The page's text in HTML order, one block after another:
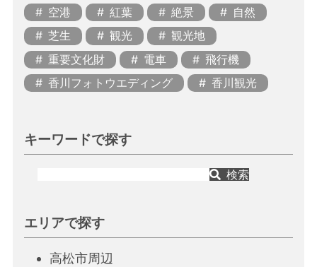
空港
紅葉 絶景
自然
芝生
観光
観光地
重要文化財
電車
飛行機
香川フォトウエディング
香川観光
キーワードで探す
検索
エリアで探す
高松市周辺